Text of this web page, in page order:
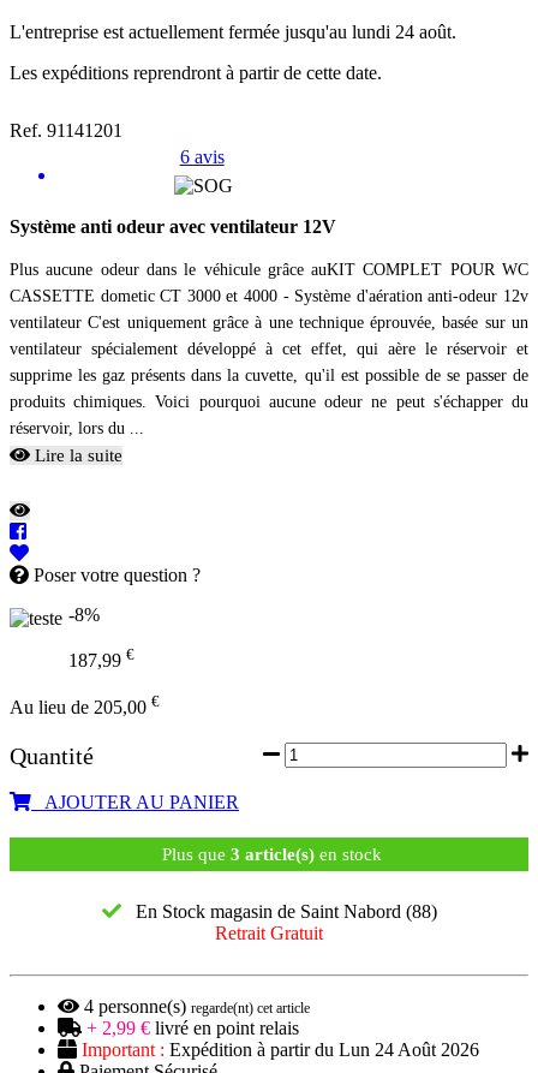
L'entreprise est actuellement fermée jusqu'au lundi 24 août.
Les expéditions reprendront à partir de cette date.
Ref. 91141201
6 avis
Système anti odeur avec ventilateur 12V
Plus aucune odeur dans le véhicule grâce auKIT COMPLET POUR WC
CASSETTE dometic CT 3000 et 4000 - Système d'aération anti-odeur 12v
ventilateur C'est uniquement grâce à une technique éprouvée, basée sur un
ventilateur spécialement développé à cet effet, qui aère le réservoir et
supprime les gaz présents dans la cuvette, qu'il est possible de se passer de
produits chimiques. Voici pourquoi aucune odeur ne peut s'échapper du
réservoir, lors du ...
Lire la suite
Poser votre question ?
-8%
187,99 €
Au lieu de 205,00 €
Quantité
AJOUTER AU PANIER
Plus que 3 article(s)en stock
En Stock magasin de Saint Nabord (88)
Retrait Gratuit
4 personne(s) regarde(nt) cet article
+ 2,99 € livré en point relais
Important : Expédition à partir du Lun 24 Août 2026